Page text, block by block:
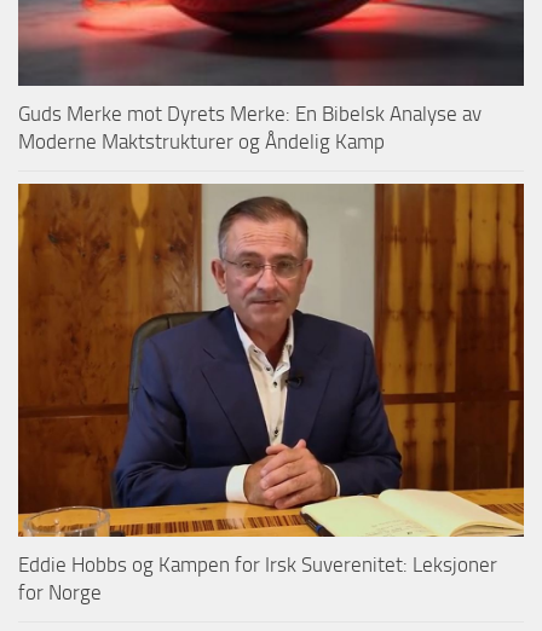
Guds Merke mot Dyrets Merke: En Bibelsk Analyse av
Moderne Maktstrukturer og Åndelig Kamp
Eddie Hobbs og Kampen for Irsk Suverenitet: Leksjoner
for Norge